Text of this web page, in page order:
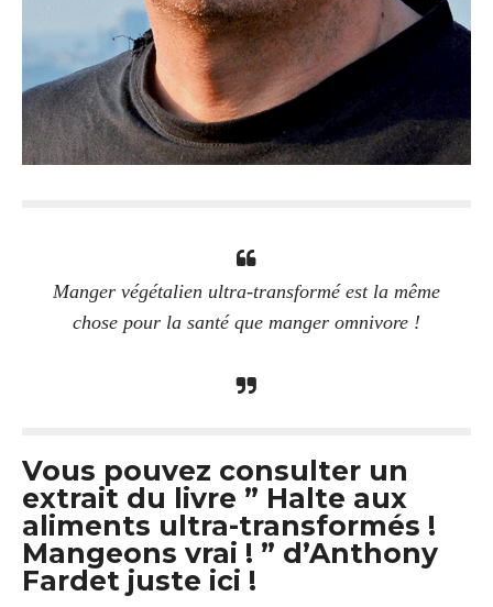
Manger végétalien ultra-transformé est la même
chose pour la santé que manger omnivore !
Vous pouvez consulter un
extrait du livre ” Halte aux
aliments ultra-transformés !
Mangeons vrai ! ” d’Anthony
Fardet juste ici !